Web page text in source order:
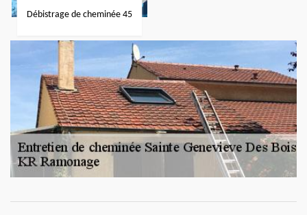
Débistrage de cheminée 45